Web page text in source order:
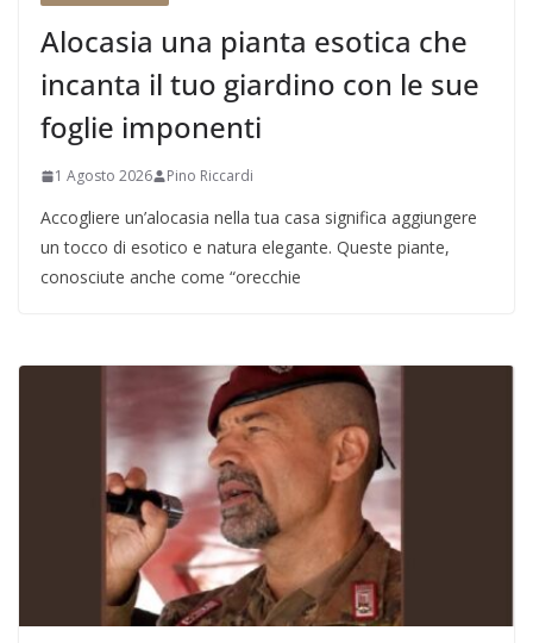
Alocasia una pianta esotica che
incanta il tuo giardino con le sue
foglie imponenti
1 Agosto 2026 Pino Riccardi
Accogliere un’alocasia nella tua casa significa aggiungere
un tocco di esotico e natura elegante. Queste piante,
conosciute anche come “orecchie